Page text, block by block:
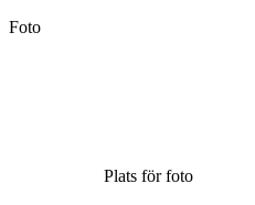
Foto
Plats för foto